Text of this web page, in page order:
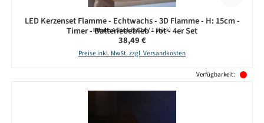
LED Kerzenset Flamme - Echtwachs - 3D Flamme - H: 15cm -
Timer - Batteriebetrieb - rot - 4er Set
Inhalt:4 Stück(9,62 € / 1 Stück)
Regulärer Preis:
38,49 €
Preise inkl. MwSt. zzgl. Versandkosten
Verfügbarkeit: